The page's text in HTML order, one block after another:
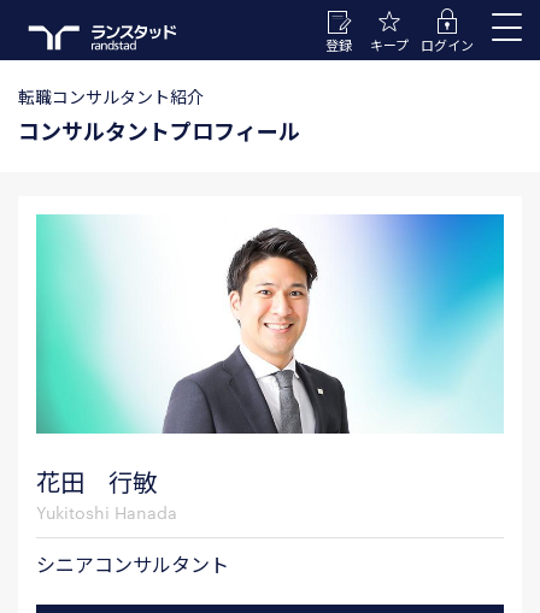
ログイン
キープ
登録
転職コンサルタント紹介
コンサルタントプロフィール
花田 行敏
Yukitoshi Hanada
シニアコンサルタント